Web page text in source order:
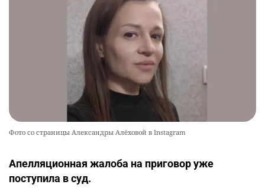
Фото со страницы Александры Алёховой в Instagram
Апелляционная жалоба на приговор уже
поступила в суд.